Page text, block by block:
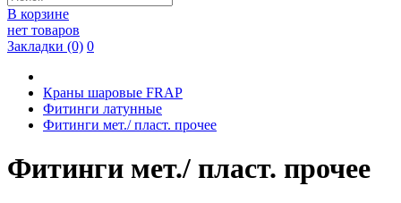
В корзине
нет товаров
Закладки (0) 0
Краны шаровые FRAP
Фитинги латунные
Фитинги мет./ пласт. прочее
Фитинги мет./ пласт. прочее